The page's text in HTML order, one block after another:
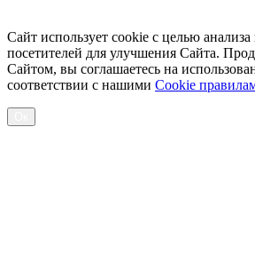
Сайт использует cookie с целью анализа
посетителей для улучшения Сайта.
Сайтом, вы соглашаетесь на
соответствии с нашими Cookiе